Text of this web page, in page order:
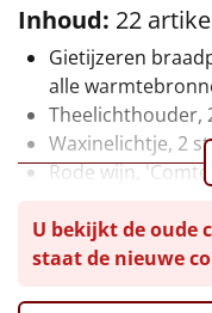
Mannen
Vrouwen
Duurzaam
Leuke
Goedkope
Inhoud: 22
Gietijzeren
alle
Theelichthouder,
Waxinelichtje, 2 st
Rode wijn,
Pralines, 130 gr
Ribbelchips, 90 gr
U bekijkt de oude
staat de nieuwe